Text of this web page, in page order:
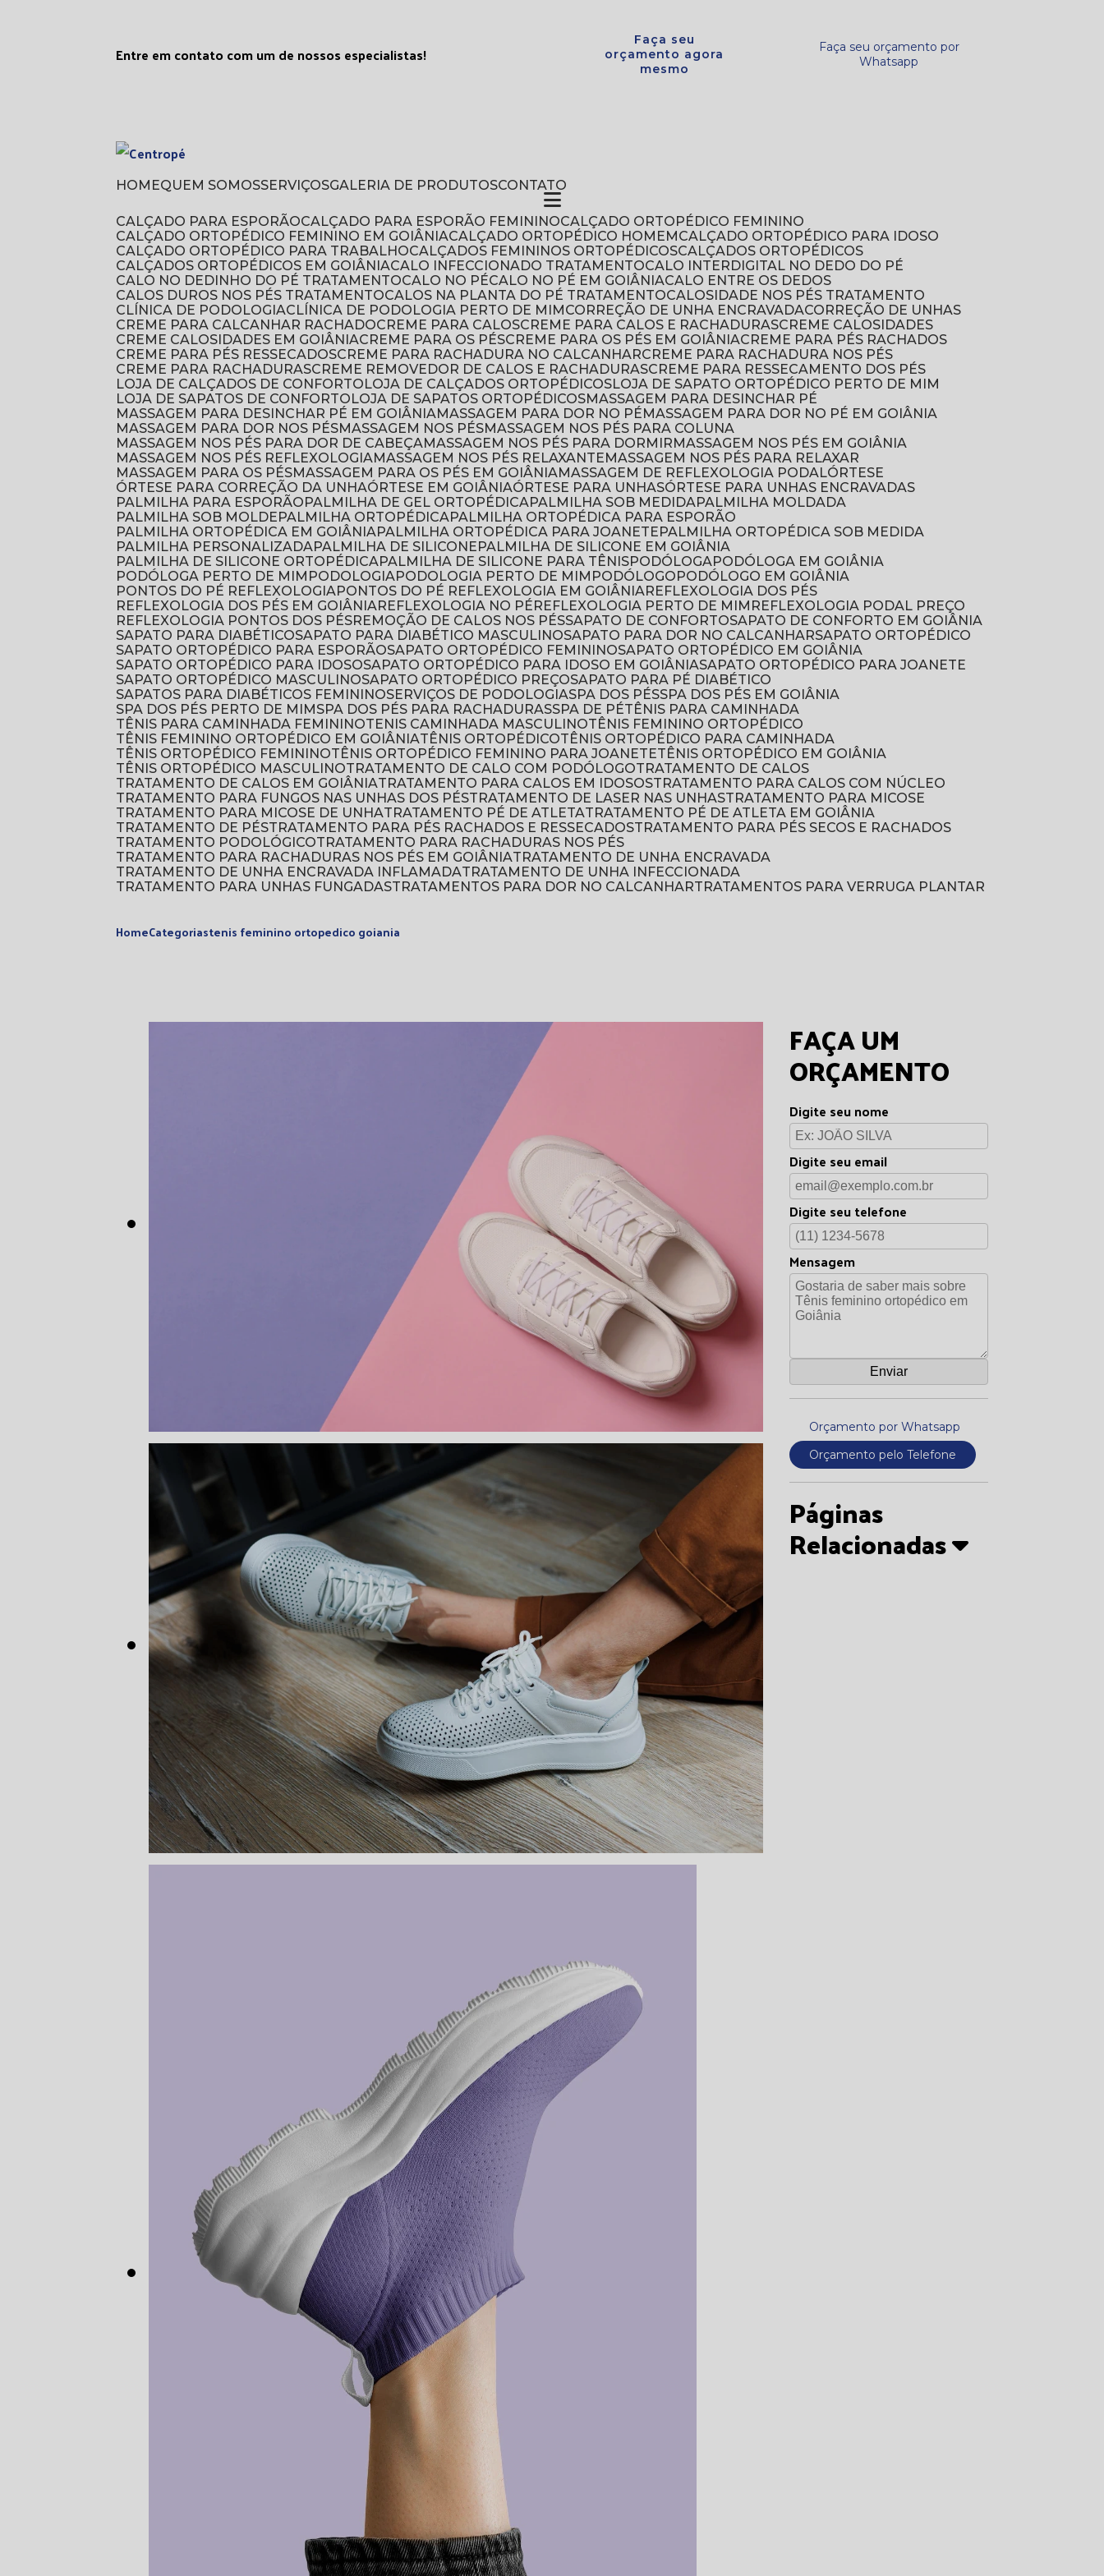
Entre em contato com um de nossos especialistas!
Faça seu
orçamento agora
mesmo
Faça seu orçamento por
Whatsapp
HOME QUEM SOMOS SERVIÇOS GALERIA DE PRODUTOS CONTATO
CALÇADO PARA ESPORÃO CALÇADO PARA ESPORÃO FEMININO
CALÇADO ORTOPÉDICO FEMININO
CALÇADO ORTOPÉDICO FEMININO EM GOIÂNIA
CALÇADO ORTOPÉDICO HOMEM
CALÇADO ORTOPÉDICO PARA IDOSO
CALÇADO ORTOPÉDICO PARA TRABALHO
CALÇADOS FEMININOS ORTOPÉDICOS
CALÇADOS ORTOPÉDICOS
CALÇADOS ORTOPÉDICOS EM GOIÂNIA
CALO INFECCIONADO TRATAMENTO
CALO INTERDIGITAL NO DEDO DO PÉ
CALO NO DEDINHO DO PÉ TRATAMENTO
CALO NO PÉ CALO NO PÉ EM GOIÂNIA
CALO ENTRE OS DEDOS
CALOS DUROS NOS PÉS TRATAMENTO
CALOS NA PLANTA DO PÉ TRATAMENTO
CALOSIDADE NOS PÉS TRATAMENTO
CLÍNICA DE PODOLOGIA
CLÍNICA DE PODOLOGIA PERTO DE MIM CORREÇÃO DE UNHA ENCRAVADA
CORREÇÃO DE UNHAS
CREME PARA CALCANHAR RACHADO
CREME PARA CALOS CREME PARA CALOS E RACHADURAS
CREME CALOSIDADES
CREME CALOSIDADES EM GOIÂNIA
CREME PARA OS PÉS CREME PARA OS PÉS EM GOIÂNIA
CREME PARA PÉS RACHADOS
CREME PARA PÉS RESSECADOS
CREME PARA RACHADURA NO CALCANHAR
CREME PARA RACHADURA NOS PÉS
CREME PARA RACHADURAS
CREME REMOVEDOR DE CALOS E RACHADURAS
CREME PARA RESSECAMENTO DOS PÉS
LOJA DE CALÇADOS DE CONFORTO
LOJA DE CALÇADOS ORTOPÉDICOS LOJA DE SAPATO ORTOPÉDICO PERTO DE MIM
LOJA DE SAPATOS DE CONFORTO
LOJA DE SAPATOS ORTOPÉDICOS
MASSAGEM PARA DESINCHAR PÉ
MASSAGEM PARA DESINCHAR PÉ EM GOIÂNIA
MASSAGEM PARA DOR NO PÉ
MASSAGEM PARA DOR NO PÉ EM GOIÂNIA
MASSAGEM PARA DOR NOS PÉS
MASSAGEM NOS PÉS
MASSAGEM NOS PÉS PARA COLUNA
MASSAGEM NOS PÉS PARA DOR DE CABEÇA
MASSAGEM NOS PÉS PARA DORMIR
MASSAGEM NOS PÉS EM GOIÂNIA
MASSAGEM NOS PÉS REFLEXOLOGIA
MASSAGEM NOS PÉS RELAXANTE
MASSAGEM NOS PÉS PARA RELAXAR
MASSAGEM PARA OS PÉS
MASSAGEM PARA OS PÉS EM GOIÂNIA MASSAGEM DE REFLEXOLOGIA PODAL
ÓRTESE
ÓRTESE PARA CORREÇÃO DA UNHA
ÓRTESE EM GOIÂNIA ÓRTESE PARA UNHAS
ÓRTESE PARA UNHAS ENCRAVADAS
PALMILHA PARA ESPORÃO
PALMILHA DE GEL ORTOPÉDICA PALMILHA SOB MEDIDA PALMILHA MOLDADA
PALMILHA SOB MOLDE
PALMILHA ORTOPÉDICA PALMILHA ORTOPÉDICA PARA ESPORÃO
PALMILHA ORTOPÉDICA EM GOIÂNIA PALMILHA ORTOPÉDICA PARA JOANETE
PALMILHA ORTOPÉDICA SOB MEDIDA
PALMILHA PERSONALIZADA PALMILHA DE SILICONE
PALMILHA DE SILICONE EM GOIÂNIA
PALMILHA DE SILICONE ORTOPÉDICA PALMILHA DE SILICONE PARA TÊNIS PODÓLOGA
PODÓLOGA EM GOIÂNIA
PODÓLOGA PERTO DE MIM
PODOLOGIA PODOLOGIA PERTO DE MIM PODÓLOGO
PODÓLOGO EM GOIÂNIA
PONTOS DO PÉ REFLEXOLOGIA
PONTOS DO PÉ REFLEXOLOGIA EM GOIÂNIA
REFLEXOLOGIA DOS PÉS
REFLEXOLOGIA DOS PÉS EM GOIÂNIA
REFLEXOLOGIA NO PÉ REFLEXOLOGIA PERTO DE MIM
REFLEXOLOGIA PODAL PREÇO
REFLEXOLOGIA PONTOS DOS PÉS
REMOÇÃO DE CALOS NOS PÉS SAPATO DE CONFORTO SAPATO DE CONFORTO EM GOIÂNIA
SAPATO PARA DIABÉTICO SAPATO PARA DIABÉTICO MASCULINO SAPATO PARA DOR NO CALCANHAR SAPATO ORTOPÉDICO
SAPATO ORTOPÉDICO PARA ESPORÃO SAPATO ORTOPÉDICO FEMININO SAPATO ORTOPÉDICO EM GOIÂNIA
SAPATO ORTOPÉDICO PARA IDOSO SAPATO ORTOPÉDICO PARA IDOSO EM GOIÂNIA SAPATO ORTOPÉDICO PARA JOANETE
SAPATO ORTOPÉDICO MASCULINO SAPATO ORTOPÉDICO PREÇO SAPATO PARA PÉ DIABÉTICO
SAPATOS PARA DIABÉTICOS FEMININO
SERVIÇOS DE PODOLOGIA SPA DOS PÉS
SPA DOS PÉS EM GOIÂNIA
SPA DOS PÉS PERTO DE MIM
SPA DOS PÉS PARA RACHADURAS SPA DE PÉ
TÊNIS PARA CAMINHADA
TÊNIS PARA CAMINHADA FEMININO
TENIS CAMINHADA MASCULINO
TÊNIS FEMININO ORTOPÉDICO
TÊNIS FEMININO ORTOPÉDICO EM GOIÂNIA
TÊNIS ORTOPÉDICO
TÊNIS ORTOPÉDICO PARA CAMINHADA
TÊNIS ORTOPÉDICO FEMININO
TÊNIS ORTOPÉDICO FEMININO PARA JOANETE
TÊNIS ORTOPÉDICO EM GOIÂNIA
TÊNIS ORTOPÉDICO MASCULINO
TRATAMENTO DE CALO COM PODÓLOGO
TRATAMENTO DE CALOS
TRATAMENTO DE CALOS EM GOIÂNIA
TRATAMENTO PARA CALOS EM IDOSOS
TRATAMENTO PARA CALOS COM NÚCLEO
TRATAMENTO PARA FUNGOS NAS UNHAS DOS PÉS
TRATAMENTO DE LASER NAS UNHAS
TRATAMENTO PARA MICOSE
TRATAMENTO PARA MICOSE DE UNHA
TRATAMENTO PÉ DE ATLETA
TRATAMENTO PÉ DE ATLETA EM GOIÂNIA
TRATAMENTO DE PÉS
TRATAMENTO PARA PÉS RACHADOS E RESSECADOS
TRATAMENTO PARA PÉS SECOS E RACHADOS
TRATAMENTO PODOLÓGICO
TRATAMENTO PARA RACHADURAS NOS PÉS
TRATAMENTO PARA RACHADURAS NOS PÉS EM GOIÂNIA
TRATAMENTO DE UNHA ENCRAVADA
TRATAMENTO DE UNHA ENCRAVADA INFLAMADA
TRATAMENTO DE UNHA INFECCIONADA
TRATAMENTO PARA UNHAS FUNGADAS
TRATAMENTOS PARA DOR NO CALCANHAR TRATAMENTOS PARA VERRUGA PLANTAR
HomeCategoriastenis feminino ortopedico goiania
FAÇA UM
ORÇAMENTO
Digite seu nome
Digite seu email
Digite seu telefone
Mensagem
Orçamento por Whatsapp
Orçamento pelo Telefone
Páginas
Relacionadas